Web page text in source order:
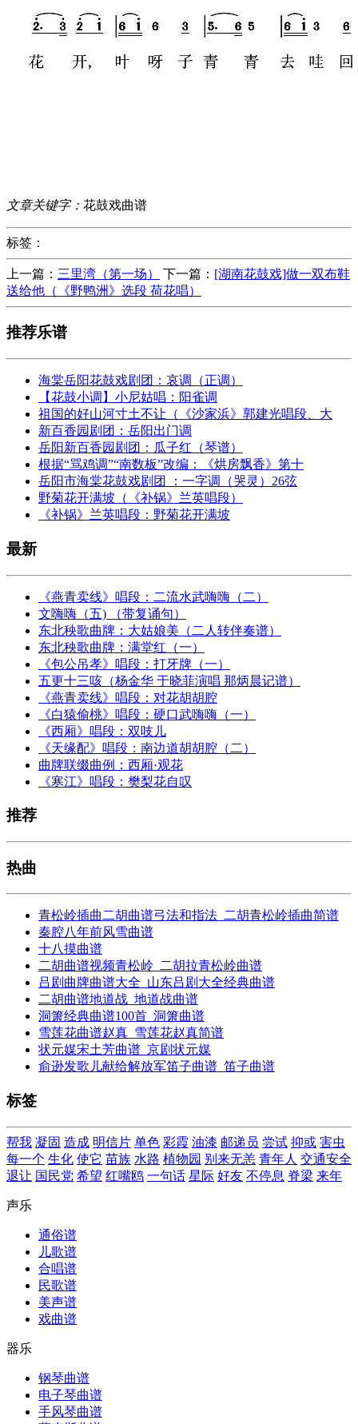
文章关键字： 花鼓戏曲谱
标签：
上一篇： 三里湾（第一场） 下一篇： [湖南花鼓戏]做一双布鞋
送给他（《野鸭洲》选段 荷花唱）
推荐乐谱
海棠岳阳花鼓戏剧团：哀调（正调）
【花鼓小调】小尼姑唱：阳雀调
祖国的好山河寸土不让（《沙家浜》郭建光唱段、大
新百香园剧团：岳阳出门调
岳阳新百香园剧团：瓜子红（琴谱）
根据“骂鸡调”“南数板”改编：《烘房飘香》第十
岳阳市海棠花鼓戏剧团 ：一字调（哭灵）26弦
野菊花开满坡（《补锅》兰英唱段）
《补锅》兰英唱段：野菊花开满坡
最新
《燕青卖线》唱段：二流水武嗨嗨（二）
文嗨嗨（五) （带复诵句）
东北秧歌曲牌：大姑娘美（二人转伴奏谱）
东北秧歌曲牌：满堂红（一）
《包公吊孝》唱段：打牙牌（一）
五更十三咳（杨金华 于晓菲演唱 那炳晨记谱）
《燕青卖线》唱段：对花胡胡腔
《白猿偷桃》唱段：硬口武嗨嗨（一）
《西厢》唱段：双吱儿
《天缘配》唱段：南边道胡胡腔（二）
曲牌联缀曲例：西厢·观花
《寒江》唱段：樊梨花自叹
推荐
热曲
青松岭插曲二胡曲谱弓法和指法_二胡青松岭插曲简谱
秦腔八年前风雪曲谱
十八摸曲谱
二胡曲谱视频青松岭_二胡拉青松岭曲谱
吕剧曲牌曲谱大全_山东吕剧大全经典曲谱
二胡曲谱地道战_地道战曲谱
洞箫经典曲谱100首_洞箫曲谱
雪莲花曲谱赵真_雪莲花赵真简谱
状元媒宋土芳曲谱_京剧状元媒
俞逊发歌儿献给解放军笛子曲谱_笛子曲谱
标签
帮我 凝固 造成 明信片 单色 彩霞 油漆 邮递员 尝试 抑或 害虫
每一个 生化 使它 苗族 水路 植物园 别来无恙 青年人 交通安全
退让 国民党 希望 红嘴鸥 一句话 星际 好友 不停息 脊梁 来年
声乐
通俗谱
儿歌谱
合唱谱
民歌谱
美声谱
戏曲谱
器乐
钢琴曲谱
电子琴曲谱
手风琴曲谱